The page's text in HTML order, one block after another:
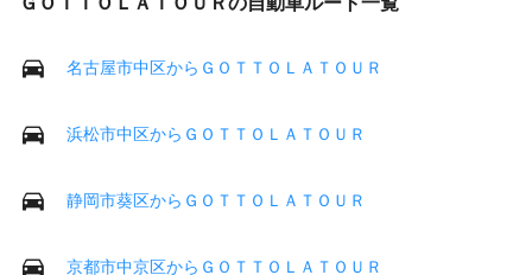
名古屋市中区からＧＯＴＴＯＬＡＴＯＵＲ
浜松市中区からＧＯＴＴＯＬＡＴＯＵＲ
静岡市葵区からＧＯＴＴＯＬＡＴＯＵＲ
京都市中京区からＧＯＴＴＯＬＡＴＯＵＲ